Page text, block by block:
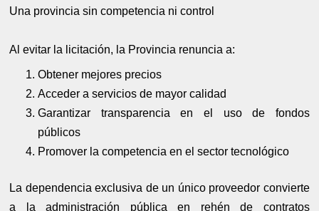
Una provincia sin competencia ni control
Al evitar la licitación, la Provincia renuncia a:
Obtener mejores precios
Acceder a servicios de mayor calidad
Garantizar transparencia en el uso de fondos
públicos
Promover la competencia en el sector tecnológico
La dependencia exclusiva de un único proveedor convierte
a la administración pública en rehén de contratos